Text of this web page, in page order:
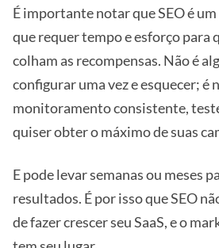
É importante notar que SEO é
que requer tempo e esforço para
colham as recompensas. Não é
configurar uma vez e esquecer; é
monitoramento consistente,
quiser obter o máximo de suas
E pode levar semanas ou meses
resultados. É por isso que SEO
de fazer crescer seu SaaS, e o